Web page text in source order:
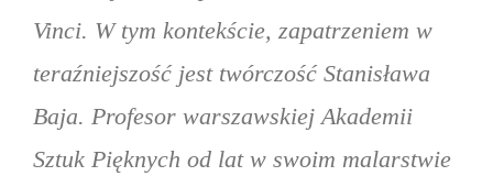
Vinci. W tym kontekście, zapatrzeniem w
teraźniejszość jest twórczość Stanisława
Baja. Profesor warszawskiej Akademii
Sztuk Pięknych od lat w swoim malarstwie